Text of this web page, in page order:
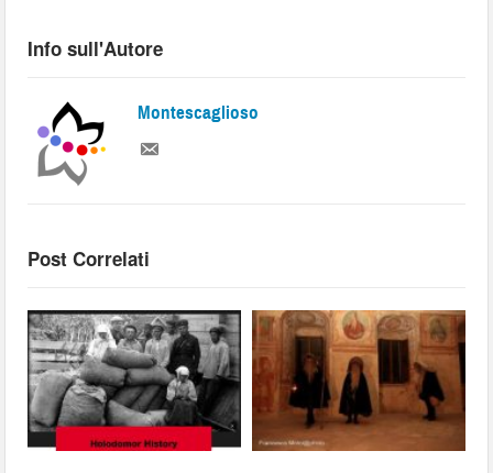
Info sull'Autore
Montescaglioso
Post Correlati